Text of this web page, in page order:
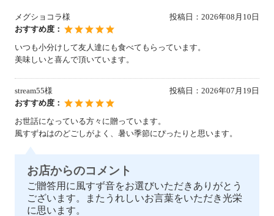
メグショコラ様 投稿日： 2026年08月10日
おすすめ度：
いつも小分けして友人達にも食べてもらっています。
美味しいと喜んで頂いています。
stream55様 投稿日： 2026年07月19日
おすすめ度：
お世話になっている方々に贈っています。
風すずねはのどごしがよく、暑い季節にぴったりと思います。
お店からのコメント
ご贈答用に風すず音をお選びいただきありがとう
ございます。またうれしいお言葉をいただき光栄
に思います。